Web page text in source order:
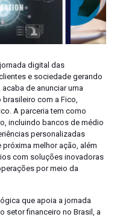
digital das
e sociedade gerando
de anunciar uma
com a Fico,
A parceria tem como
incluindo bancos de médio
personalizadas
melhor ação, além
com soluções inovadoras
por meio da
que apoia a jornada
setor financeiro no Brasil, a